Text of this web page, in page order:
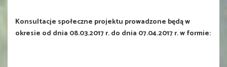
Konsultacje społeczne projektu prowadzone będą w
okresie od dnia 08.03.2017 r. do dnia 07.04.2017 r. w formie: